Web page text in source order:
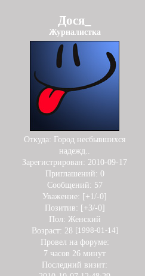
Дося_
Журналистка
Откуда: Город несбывшихся
надежд..
Зарегистрирован: 2010-09-17
Приглашений: 0
Сообщений: 57
Уважение: [+1/-0]
Позитив: [+3/-0]
Пол: Женский
Возраст: 28 [1998-01-14]
Провел на форуме:
7 часов 26 минут
Последний визит: